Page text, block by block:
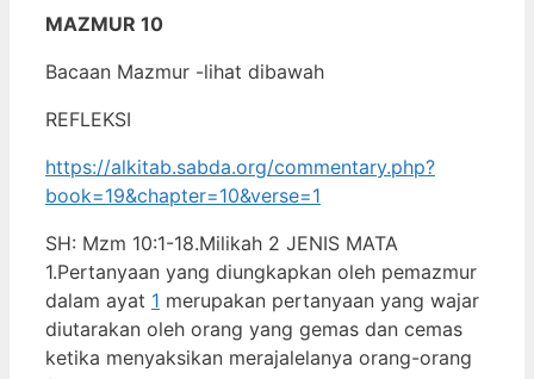
MAZMUR 10
Bacaan Mazmur -lihat dibawah
REFLEKSI
https://alkitab.sabda.org/commentary.php?
book=19&chapter=10&verse=1
SH: Mzm 10:1-18.Milikah 2 JENIS MATA
1.Pertanyaan yang diungkapkan oleh pemazmur
dalam ayat 1 merupakan pertanyaan yang wajar
diutarakan oleh orang yang gemas dan cemas
ketika menyaksikan merajalelanya orang-orang